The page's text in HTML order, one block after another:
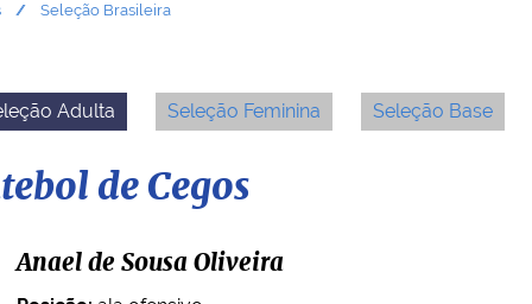
Seleção Brasileira
Adulta Seleção Feminina Seleção Base
de Cegos
Anael de Sousa Oliveira